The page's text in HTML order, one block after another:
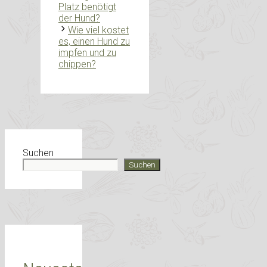
Platz benötigt
der Hund?
Wie viel kostet
es, einen Hund zu
impfen und zu
chippen?
Suchen
Suchen